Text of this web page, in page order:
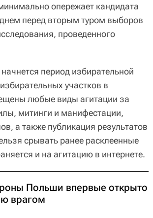
опережает кандидата
перед вторым туром выборов
проведенного
начнется период избирательной
участков в
любые виды агитации за
митинги и манифестации,
а также публикация результатов
срывать ранее расклеенные
и на агитацию в интернете.
Польши впервые открыто
врагом